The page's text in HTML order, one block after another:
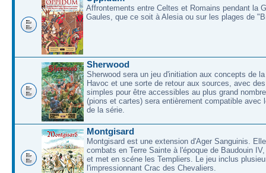
Affrontements entre Celtes et Romains pendant la
Gaules, que ce soit à Alesia ou sur les plages de
Sherwood
Sherwood sera un jeu d'initiation aux concepts de
Havoc et une sorte de retour aux sources, avec
simples pour être accessibles au plus grand
(pions et cartes) sera entièrement compatible avec
de la série.
Montgisard
Montgisard est une extension d'Ager Sanguinis.
combats en Terre Sainte à l'époque de Baudouin
et met en scéne les Templiers. Le jeu inclus
l'impressionnant Crac des Chevaliers.